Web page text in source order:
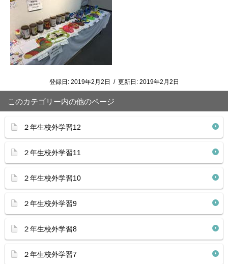
登録日: 2019年2月2日 / 更新日: 2019年2月2日
このカテゴリー内の他のページ
２年生校外学習12
２年生校外学習11
２年生校外学習10
２年生校外学習9
２年生校外学習8
２年生校外学習7